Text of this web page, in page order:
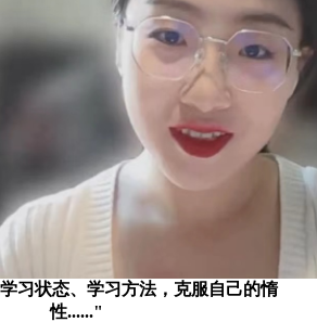
习状态、学习方法，克服自己的惰
性......"